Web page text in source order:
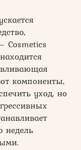
Cosmetics
компоненты,
уход, но
недель